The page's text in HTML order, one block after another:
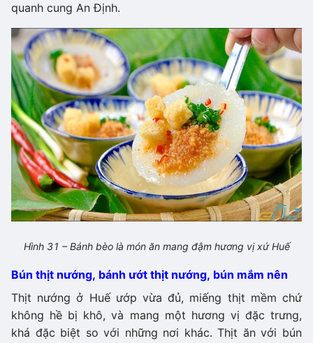
quanh cung An Định.
Hình 31 – Bánh bèo là món ăn mang đậm hương vị xứ Huế
Bún thịt nướng, bánh ướt thịt nướng, bún mắm nên
Thịt nướng ở Huế ướp vừa đủ, miếng thịt mềm chứ
không hề bị khô, và mang một hương vị đặc trưng,
khá đặc biệt so với những nơi khác. Thịt ăn với bún